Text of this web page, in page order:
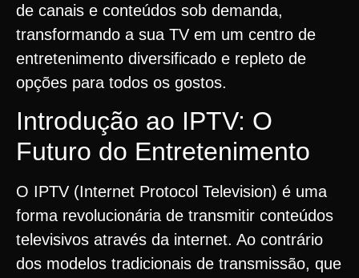
de canais e conteúdos sob demanda,
transformando a sua TV em um centro de
entretenimento diversificado e repleto de
opções para todos os gostos.
Introdução ao IPTV: O
Futuro do Entretenimento
O IPTV (Internet Protocol Television) é uma
forma revolucionária de transmitir conteúdos
televisivos através da internet. Ao contrário
dos modelos tradicionais de transmissão, que